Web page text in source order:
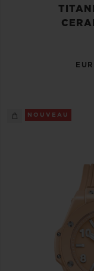
NOUVEAU